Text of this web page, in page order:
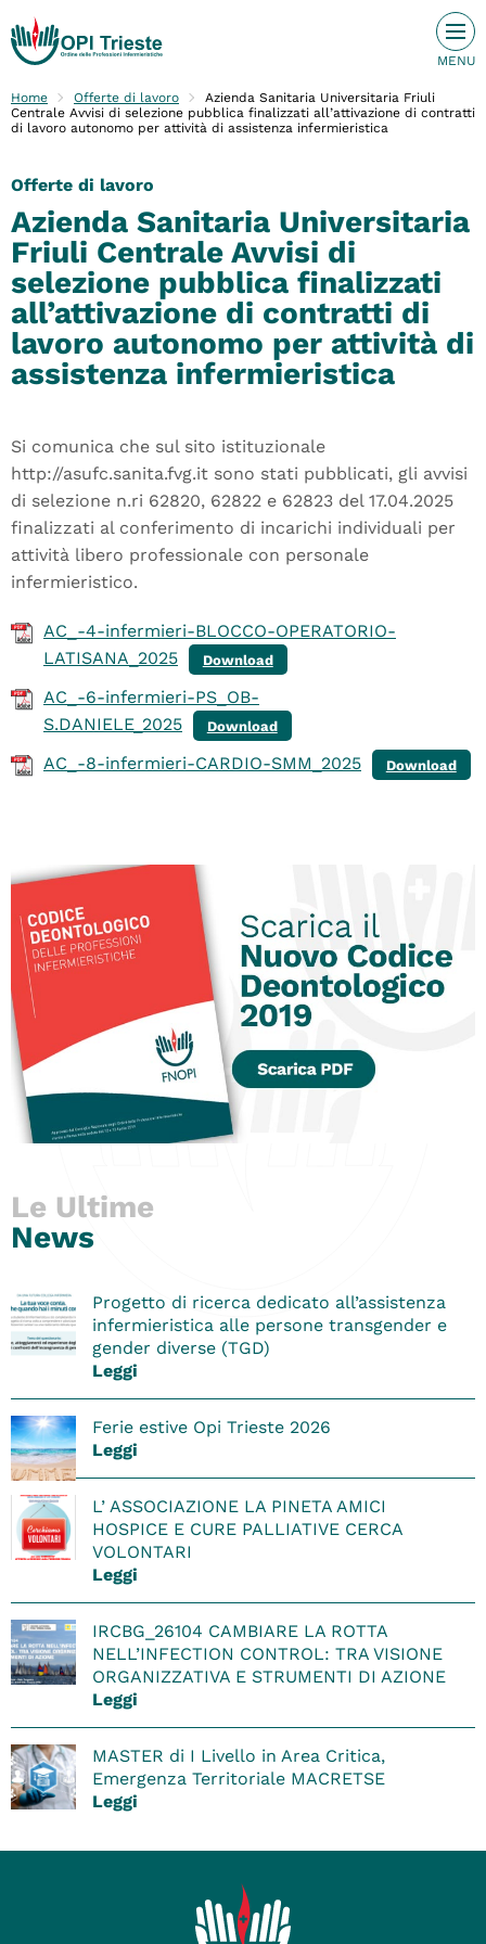
Home Offerte di lavoro
Azienda Sanitaria Universitaria Friuli
Centrale Avvisi di selezione pubblica finalizzati all’attivazione di contratti
di lavoro autonomo per attività di assistenza infermieristica
Offerte di lavoro
Azienda Sanitaria Universitaria
Friuli Centrale Avvisi di
selezione pubblica finalizzati
all’attivazione di contratti di
lavoro autonomo per attività di
assistenza infermieristica
Si comunica che sul sito istituzionale
http://asufc.sanita.fvg.it sono stati pubblicati, gli avvisi
di selezione n.ri 62820, 62822 e 62823 del 17.04.2025
finalizzati al conferimento di incarichi individuali per
attività libero professionale con personale
infermieristico.
AC_-4-infermieri-BLOCCO-OPERATORIO-
LATISANA_2025
Download
AC_-6-infermieri-PS_OB-
S.DANIELE_2025
Download
AC_-8-infermieri-CARDIO-SMM_2025 Download
Le Ultime
News
Progetto di ricerca dedicato all’assistenza
infermieristica alle persone transgender e
gender diverse (TGD)
Leggi
Ferie estive Opi Trieste 2026
Leggi
L’ ASSOCIAZIONE LA PINETA AMICI
HOSPICE E CURE PALLIATIVE CERCA
VOLONTARI
Leggi
IRCBG_26104 CAMBIARE LA ROTTA
NELL’INFECTION CONTROL: TRA VISIONE
ORGANIZZATIVA E STRUMENTI DI AZIONE
Leggi
MASTER di I Livello in Area Critica,
Emergenza Territoriale MACRETSE
Leggi